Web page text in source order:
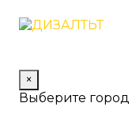
×
Выберите город